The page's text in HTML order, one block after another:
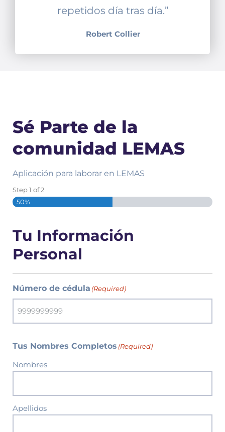
repetidos día tras día.”
Robert Collier
Sé Parte de la
comunidad LEMAS
Aplicación para laborar en LEMAS
Step1 of2
50%
Tu Información
Personal
Número de cédula (Required)
Tus Nombres Completos (Required)
Nombres
Apellidos